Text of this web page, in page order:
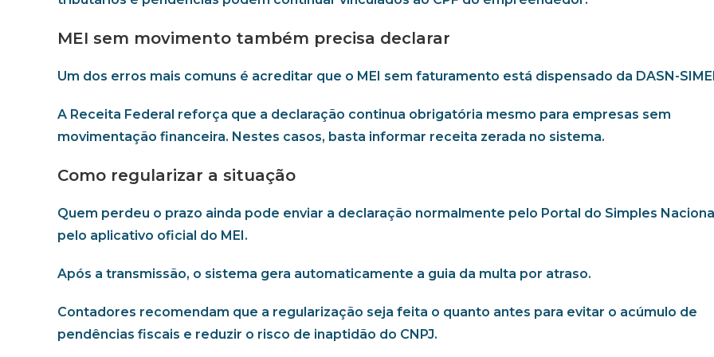
MEI sem movimento também precisa declarar
Um dos erros mais comuns é acreditar que o MEI sem faturamento está dispensado da DASN-
A Receita Federal reforça que a declaração continua obrigatória mesmo para empresas sem
movimentação financeira. Nestes casos, basta informar receita zerada no sistema.
Como regularizar a situação
Quem perdeu o prazo ainda pode enviar a declaração normalmente pelo Portal do Simples
pelo aplicativo oficial do MEI.
Após a transmissão, o sistema gera automaticamente a guia da multa por atraso.
Contadores recomendam que a regularização seja feita o quanto antes para evitar o acúmulo de
pendências fiscais e reduzir o risco de inaptidão do CNPJ.